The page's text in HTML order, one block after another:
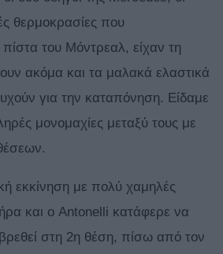
θερμοκρασίες που
του Μόντρεαλ, είχαν τη
ακόμα και τα μαλακά ελαστικά
για την καταπόνηση. Είδαμε
μονομαχίες μεταξύ τους με
εκκίνηση με πολύ χαμηλές
και ο Antonelli κατάφερε να
στη 2η θέση, πίσω από τον